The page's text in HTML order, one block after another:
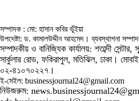
সম্পাদক : মো: হাসান কবির ভূঁইয়া
উপদেষ্টা: ড. কামালউদ্দীন আহমেদ। ব্যবস্থাপনা
সম্পাদকীয় ও বানিজ্যিক কার্যালয়: শতাব্দী
সার্কুলার রোড, ফকিরাপুল, মতিঝিল, ঢাকা।
০২-৪১০৭০২২৭।
ই-মেইল: businessjournal24@gmail.com
নিউজরুম: